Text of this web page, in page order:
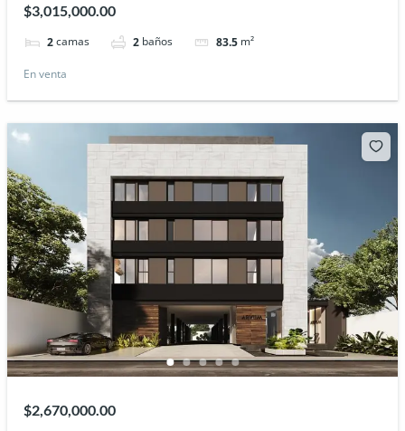
$3,015,000.00
2camas 2baños 83.5m²
En venta
$2,670,000.00